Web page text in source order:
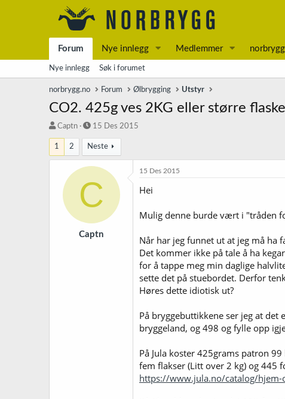
Forum Nye innlegg Medlemmer
Nye innlegg Søk i forumet
norbrygg.no Forum Ølbrygging Utstyr
CO2. 425g ves 2KG eller større flaske
T
r
å
d
Captn
S
a
r
t
15 Des 2015
1 2 Neste
C
Captn
15 Des 2015
Hei
Mulig denne burde vært i "tråden
Når har jeg funnet ut at jeg må ha
Det kommer ikke på tale å ha
for å tappe meg min daglige
sette det på stuebordet. Derfor
Høres dette idiotisk ut?
På bryggebuttikkene ser jeg at det
bryggeland, og 498 og fylle opp
På Jula koster 425grams patron
fem flakser (Litt over 2 kg) og 445
https://www.jula.no/catalog/